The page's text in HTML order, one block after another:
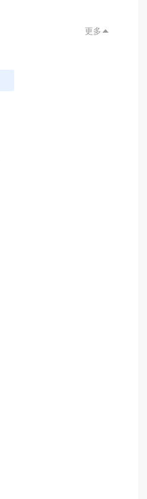
更多 